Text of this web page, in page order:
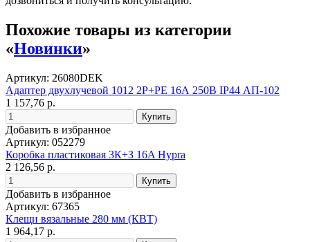
Похожие товары из категории
«Новинки»
Артикул: 26080DEK
Адаптер двухлучевой 1012 2Р+РЕ 16А 250В IP44 АП-102
1 157,76 р.
Добавить в избранное
Артикул: 052279
Коробка пластиковая 3К+З 16A Hypra
2 126,56 р.
Добавить в избранное
Артикул: 67365
Клещи вязальные 280 мм (КВТ)
1 964,17 р.